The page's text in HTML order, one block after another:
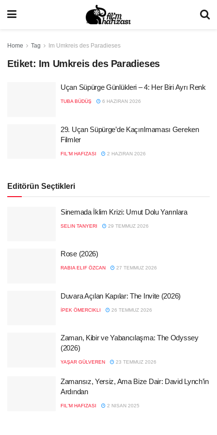
Home Tag Im Umkreis des Paradieses
Etiket: Im Umkreis des Paradieses
Uçan Süpürge Günlükleri – 4: Her Biri Ayrı Renk
TUBA BÜDÜŞ 6 HAZIRAN 2026
29. Uçan Süpürge’de Kaçırılmaması Gereken
Filmler
FIL'M HAFIZASI 2 HAZIRAN 2026
Editörün Seçtikleri
Sinemada İklim Krizi: Umut Dolu Yarınlara
SELIN TANYERI 29 TEMMUZ 2026
Rose (2026)
RABIA ELIF ÖZCAN 27 TEMMUZ 2026
Duvara Açılan Kapılar: The Invite (2026)
İPEK ÖMERCIKLI 26 TEMMUZ 2026
Zaman, Kibir ve Yabancılaşma: The Odyssey
(2026)
YAŞAR GÜLVEREN 23 TEMMUZ 2026
Zamansız, Yersiz, Ama Bize Dair: David Lynch’in
Ardından
FIL'M HAFIZASI 2 NISAN 2025